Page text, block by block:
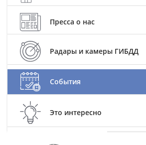
Пресса о нас
Радары и камеры ГИБДД
События
Это интересно